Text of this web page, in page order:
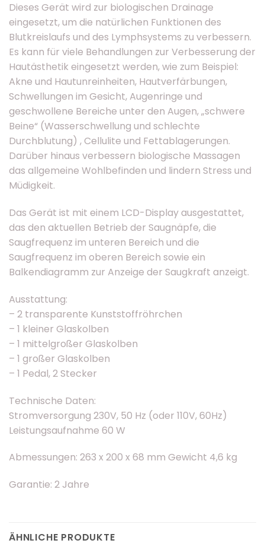
Dieses Gerät wird zur biologischen Drainage
eingesetzt, um die natürlichen Funktionen des
Blutkreislaufs und des Lymphsystems zu verbessern.
Es kann für viele Behandlungen zur Verbesserung der
Hautästhetik eingesetzt werden, wie zum Beispiel:
Akne und Hautunreinheiten, Hautverfärbungen,
Schwellungen im Gesicht, Augenringe und
geschwollene Bereiche unter den Augen, „schwere
Beine“ (Wasserschwellung und schlechte
Durchblutung) , Cellulite und Fettablagerungen.
Darüber hinaus verbessern biologische Massagen
das allgemeine Wohlbefinden und lindern Stress und
Müdigkeit.
Das Gerät ist mit einem LCD-Display ausgestattet,
das den aktuellen Betrieb der Saugnäpfe, die
Saugfrequenz im unteren Bereich und die
Saugfrequenz im oberen Bereich sowie ein
Balkendiagramm zur Anzeige der Saugkraft anzeigt.
Ausstattung:
– 2 transparente Kunststoffröhrchen
– 1 kleiner Glaskolben
– 1 mittelgroßer Glaskolben
– 1 großer Glaskolben
– 1 Pedal, 2 Stecker
Technische Daten:
Stromversorgung 230V, 50 Hz (oder 110V, 60Hz)
Leistungsaufnahme 60 W
Abmessungen: 263 x 200 x 68 mm Gewicht 4,6 kg
Garantie: 2 Jahre
ÄHNLICHE PRODUKTE